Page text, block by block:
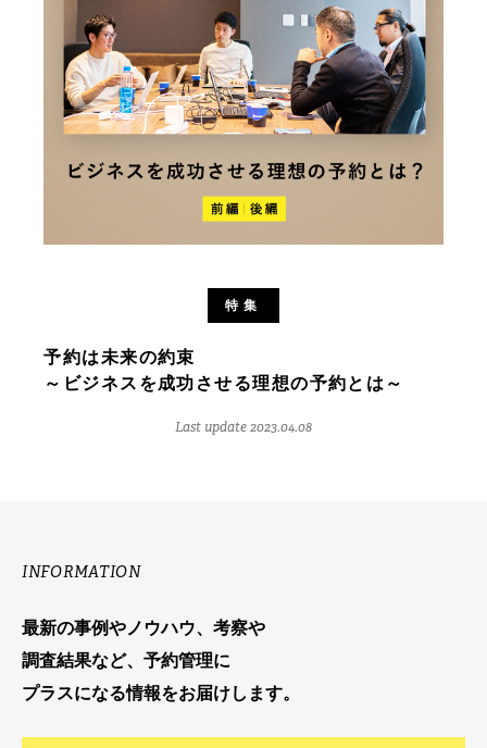
特集
予約は未来の約束
～ビジネスを成功させる理想の予約とは～
Last update 2023.04.08
INFORMATION
最新の事例やノウハウ、考察や
調査結果など、予約管理に
プラスになる情報をお届けします。